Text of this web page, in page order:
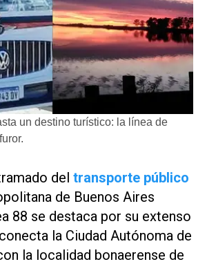
un destino turístico: la línea de
del transporte público
de Buenos Aires
88 se destaca por su extenso
la Ciudad Autónoma de
la localidad bonaerense de